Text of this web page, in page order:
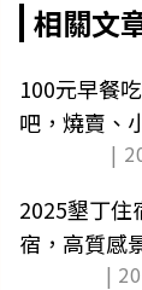
相關文
100元早餐
吧，燒賣、
|
2025墾丁住
宿，高質感
|